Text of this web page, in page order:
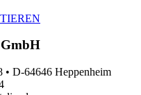
• D-64646 Heppenheim